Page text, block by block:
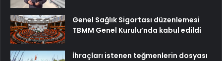
Genel Sağlık Sigortası düzenlemesi
TBMM Genel Kurulu’nda kabul edildi
İhraçları istenen teğmenlerin dosyası